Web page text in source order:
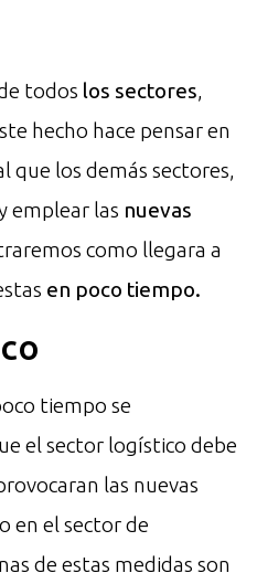
todos los sectores,
hecho hace pensar en
que los demás sectores,
emplear las nuevas
como llegara a
en poco tiempo.
tiempo se
el sector logístico debe
las nuevas
en el sector de
de estas medidas son